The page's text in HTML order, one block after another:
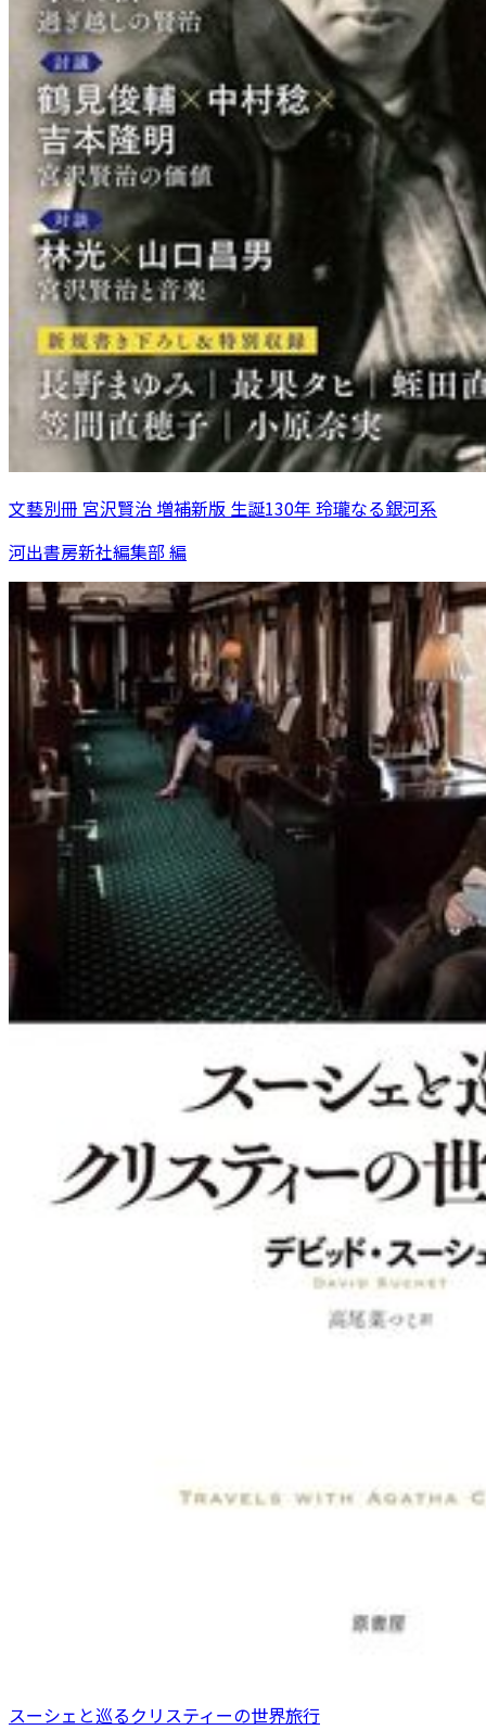
文藝別冊 宮沢賢治 増補新版 生誕130年 玲瓏なる銀河系
河出書房新社編集部 編
スーシェと巡るクリスティーの世界旅行